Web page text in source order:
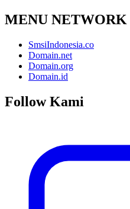
MENU NETWORK
SmsiIndonesia.co
Domain.net
Domain.org
Domain.id
Follow Kami